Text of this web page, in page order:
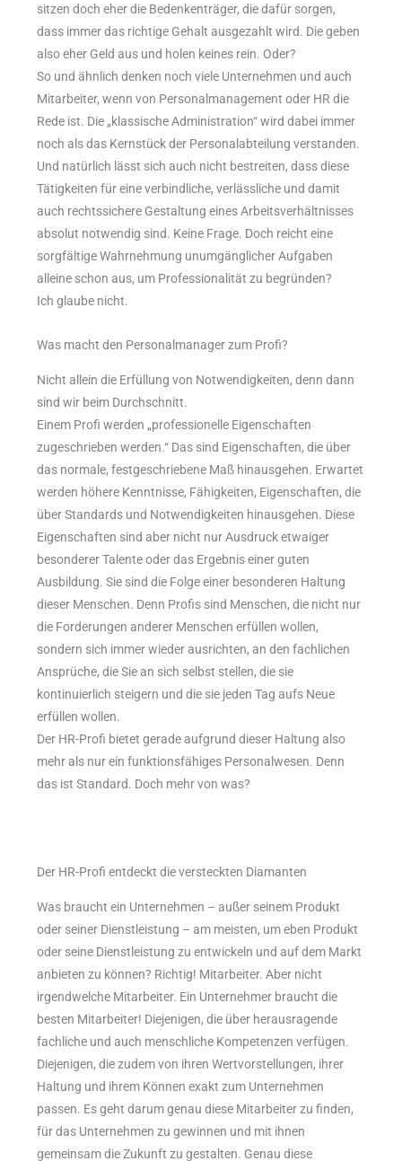
sitzen doch eher die Bedenkenträger, die dafür sorgen,
dass immer das richtige Gehalt ausgezahlt wird. Die geben
also eher Geld aus und holen keines rein. Oder?
So und ähnlich denken noch viele Unternehmen und auch
Mitarbeiter, wenn von Personalmanagement oder HR die
Rede ist. Die „klassische Administration“ wird dabei immer
noch als das Kernstück der Personalabteilung verstanden.
Und natürlich lässt sich auch nicht bestreiten, dass diese
Tätigkeiten für eine verbindliche, verlässliche und damit
auch rechtssichere Gestaltung eines Arbeitsverhältnisses
absolut notwendig sind. Keine Frage. Doch reicht eine
sorgfältige Wahrnehmung unumgänglicher Aufgaben
alleine schon aus, um Professionalität zu begründen?
Ich glaube nicht.
Was macht den Personalmanager zum Profi?
Nicht allein die Erfüllung von Notwendigkeiten, denn dann
sind wir beim Durchschnitt.
Einem Profi werden „professionelle Eigenschaften
zugeschrieben werden.“ Das sind Eigenschaften, die über
das normale, festgeschriebene Maß hinausgehen. Erwartet
werden höhere Kenntnisse, Fähigkeiten, Eigenschaften, die
über Standards und Notwendigkeiten hinausgehen. Diese
Eigenschaften sind aber nicht nur Ausdruck etwaiger
besonderer Talente oder das Ergebnis einer guten
Ausbildung. Sie sind die Folge einer besonderen Haltung
dieser Menschen. Denn Profis sind Menschen, die nicht nur
die Forderungen anderer Menschen erfüllen wollen,
sondern sich immer wieder ausrichten, an den fachlichen
Ansprüche, die Sie an sich selbst stellen, die sie
kontinuierlich steigern und die sie jeden Tag aufs Neue
erfüllen wollen.
Der HR-Profi bietet gerade aufgrund dieser Haltung also
mehr als nur ein funktionsfähiges Personalwesen. Denn
das ist Standard. Doch mehr von was?
Der HR-Profi entdeckt die versteckten Diamanten
Was braucht ein Unternehmen – außer seinem Produkt
oder seiner Dienstleistung – am meisten, um eben Produkt
oder seine Dienstleistung zu entwickeln und auf dem Markt
anbieten zu können? Richtig! Mitarbeiter. Aber nicht
irgendwelche Mitarbeiter. Ein Unternehmer braucht die
besten Mitarbeiter! Diejenigen, die über herausragende
fachliche und auch menschliche Kompetenzen verfügen.
Diejenigen, die zudem von ihren Wertvorstellungen, ihrer
Haltung und ihrem Können exakt zum Unternehmen
passen. Es geht darum genau diese Mitarbeiter zu finden,
für das Unternehmen zu gewinnen und mit ihnen
gemeinsam die Zukunft zu gestalten. Genau diese